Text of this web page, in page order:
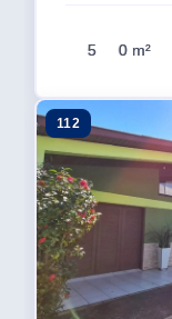
5 0 m²
112